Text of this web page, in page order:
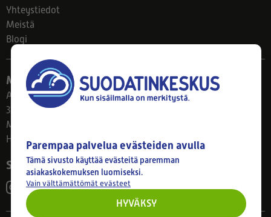
Yhteystiedot
Meistä
Blogi
Myymälä
Ahlmanintie 61
33800 Tampere
Ma–Pe 8–17
Huom! Myymälän poikkeusaukiolot: 27.7.-21.8. klo 8-16
Seuraa meitä
Parempaa palvelua evästeiden avulla
Tämä sivusto käyttää evästeitä paremman
asiakaskokemuksen luomiseksi.
Vain välttämättömät evästeet
HYVÄKSY